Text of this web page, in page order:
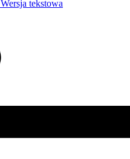
Wersja tekstowa